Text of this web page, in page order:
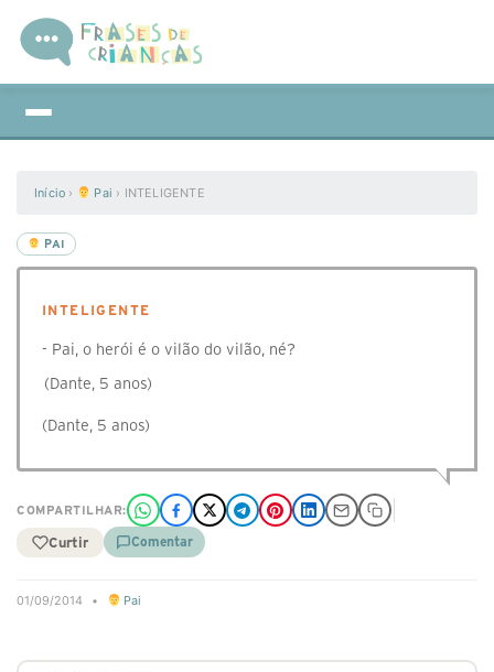
Início › Pai › INTELIGENTE
PAI
INTELIGENTE
- Pai, o herói é o vilão do vilão, né?
(Dante, 5 anos)
(Dante, 5 anos)
COMPARTILHAR:
Curtir Comentar
01/09/2014 • Pai